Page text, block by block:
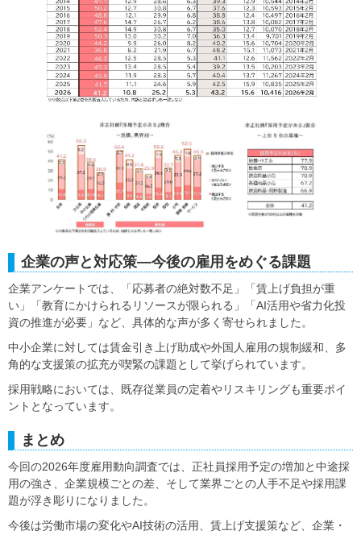
企業の声と対応策―今後の雇用をめぐる課題
企業アンケートでは、「応募者の絶対数不足」「賃上げ負担が重
い」「教育にかけられるリソースが限られる」「AI活用や省力化投
資の推進が必要」など、具体的な声が多く寄せられました。
中小企業に対しては賃金引き上げ助成や外国人雇用の規制緩和、多
角的な支援策の拡充が喫緊の課題として挙げられています。
採用戦略においては、既存従業員の定着やリスキリングも重要ポイ
ントとなっています。
まとめ
今回の2026年度雇用動向調査では、正社員採用予定の増加と中途採
用の強さ、企業規模ごとの差、そして業界ごとの人手不足や採用課
題が浮き彫りになりました。
今後は労働市場の変化やAI技術の活用、賃上げ支援策など、企業・